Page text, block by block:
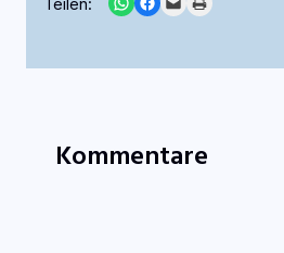
Kommentare